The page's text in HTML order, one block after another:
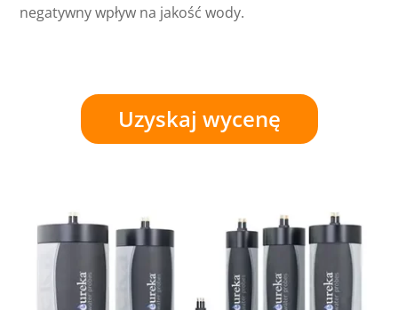
negatywny wpływ na jakość wody.
Uzyskaj wycenę